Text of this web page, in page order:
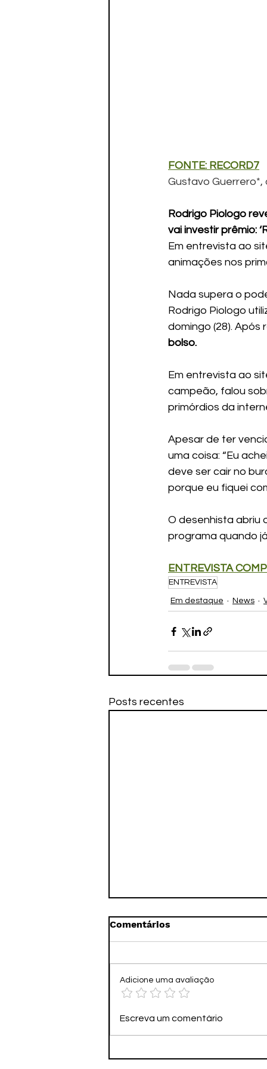
FONTE: RECORD7
Gustavo Guerrero*,
Rodrigo Piologo
vai investir prêmio:
Em entrevista ao
animações nos
Nada supera o
Rodrigo Piologo
domingo (28). Após
bolso.
Em entrevista ao
campeão, falou
primórdios da
Apesar de ter
uma coisa: “Eu
deve ser cair no
porque eu fiquei
O desenhista abriu
programa quando
ENTREVISTA
ENTREVISTA
Em destaque News
Posts recentes
🚀🏁 DART RACER – O
RACER" DA SHOPEE? 😂
Comentários
Adicione uma avaliação
Escreva um comentário